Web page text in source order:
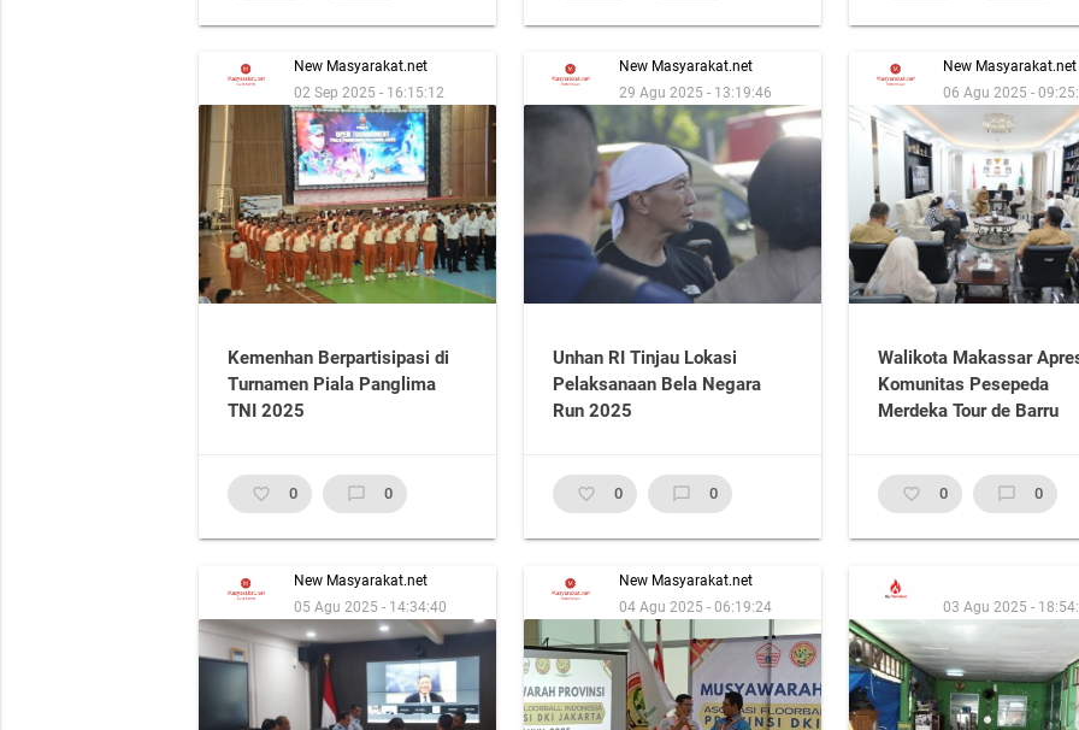
New Masyarakat.net
02 Sep 2025 - 16:15:12
Kemenhan Berpartisipasi di
Turnamen Piala Panglima
TNI 2025
favorite_border 0 chat_bubble_outline 0
New Masyarakat.net
29 Agu 2025 - 13:19:46
Unhan RI Tinjau Lokasi
Pelaksanaan Bela Negara
Run 2025
favorite_border 0 chat_bubble_outline 0
New Masyarakat.net
06 Agu 2025 -
Walikota Makassar
Komunitas Pesepeda
Merdeka Tour de Barru
favorite_border 0 chat_bubble_outline 0
New Masyarakat.net
05 Agu 2025 - 14:34:40
New Masyarakat.net
04 Agu 2025 - 06:19:24
03 Agu 2025 -